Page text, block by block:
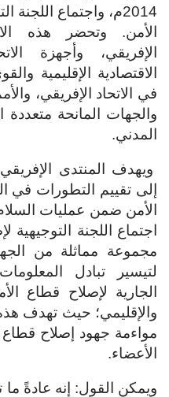
2014م، واجتماع
الأمن. وتحضر هذه
الإفريقي، وأجهزة
الاقتصادية الإقليمية
في الاتحاد الإفريقي،
والجهات المانحة
المدني.
ويهدف المنتدى
إلى تقييم التطورات في
الأمن ضمن عمليات
اجتماع اللجنة
مجموعة مماثلة من
لتيسير تبادل
الجارية لإصلاح قطاع
والإقليمي؛ حيث تهدف
مواءمة جهود إصلاح
الأعضاء.
ويمكن القول: إنه عادةً